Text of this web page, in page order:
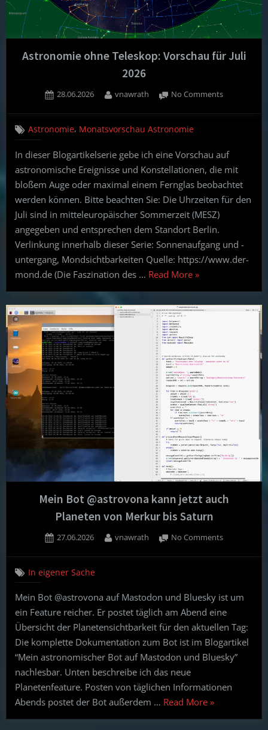
Astronomie ohne Teleskop: Vorschau für Juli
2026
Posted
28.06.2026 By
vnawrath No Commentson
für
Juli
2026
Astronomie, Monatsvorschau Astronomie
In dieser Blogartikelserie gebe ich eine Vorschau auf
astronomische Ereignisse und Konstellationen, die mit
bloßem Auge oder maximal einem Fernglas beobachtet
werden können. Bitte beachten Sie: Die Uhrzeiten für den
Juli sind in mitteleuropäischer Sommerzeit (MESZ)
angegeben und entsprechen dem Standort Berlin.
Verlinkung innerhalb dieser Serie: Sonnenaufgang und -
untergang, Mondsichtbarkeiten Quelle: https://www.der-
mond.de (Die Faszination des … Read More“Astronomie
Teleskop:
2026”
»
Mein Bot @astrovona kann jetzt auch
Planeten von Merkur bis Saturn
Posted
27.06.2026 By
vnawrath No Commentson
jetzt
auch
Planeten
von
Merkur
bis
In eigener Sache
Mein Bot @astrovona auf Mastodon und Bluesky ist um
ein Feature reicher. Er postet täglich am Abend eine
Übersicht der Planetensichtbarkeit für den aktuellen Tag:
Die komplette Dokumentation zum Bot ist im Blogartikel
“Mein astronomischer Bot auf Mastodon und Bluesky”
nachlesbar. Unten beschreibe ich das neue
Planetenfeature. Posten von täglichen Informationen
Abends postet der Bot außerdem … Read More“Mein
Bot
»